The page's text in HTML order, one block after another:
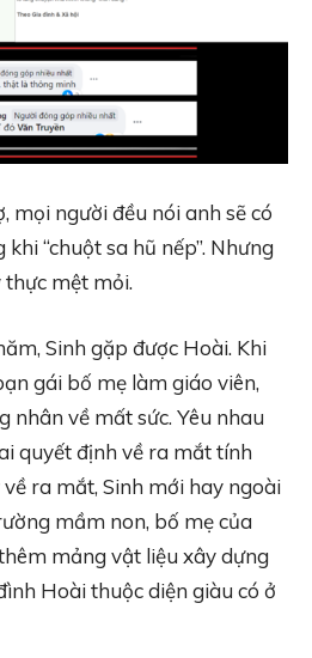
mọi người đều nói anh sẽ có
“chuột sa hũ nếp”. Nhưng
mệt mỏi.
Sinh gặp được Hoài. Khi
gái bố mẹ làm giáo viên,
nhân về mất sức. Yêu nhau
quyết định về ra mắt tính
ra mắt, Sinh mới hay ngoài
mầm non, bố mẹ của
mảng vật liệu xây dựng
Hoài thuộc diện giàu có ở